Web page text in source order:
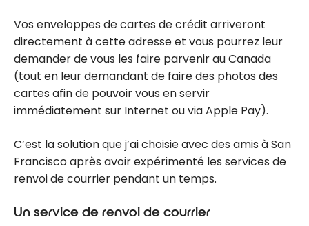
Vos enveloppes de cartes de crédit arriveront
directement à cette adresse et vous pourrez leur
demander de vous les faire parvenir au Canada
(tout en leur demandant de faire des photos des
cartes afin de pouvoir vous en servir
immédiatement sur Internet ou via Apple Pay).
C’est la solution que j’ai choisie avec des amis à San
Francisco après avoir expérimenté les services de
renvoi de courrier pendant un temps.
Un service de renvoi de courrier